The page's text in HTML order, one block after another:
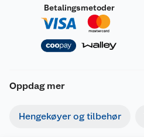
Betalingsmetoder
Oppdag mer
Hengekøyer og tilbehør